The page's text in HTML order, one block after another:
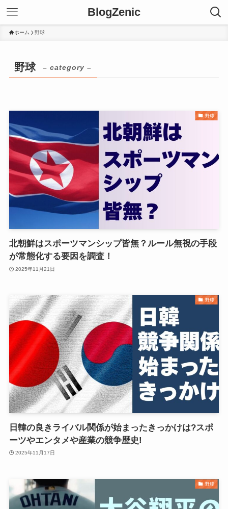
BlogZenic
ホーム 野球
野球 – category –
野球
北朝鮮はスポーツマンシップ皆無？ルール無視の手段
が常態化する要因を調査！
2025年11月21日
野球
日韓の良きライバル関係が始まったきっかけは?スポ
ーツやエンタメや産業の競争歴史!
2025年11月17日
野球